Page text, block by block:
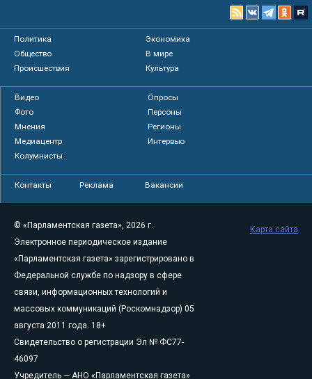
Политика
Экономика
Общество
В мире
Происшествия
Культура
Видео
Опросы
Фото
Персоны
Мнения
Регионы
Медиацентр
Интервью
Колумнисты
Контакты Реклама Вакансии
© «Парламентская газета», 2026 г.
Электронное периодическое издание
«Парламентская газета» зарегистрировано в
Федеральной службе по надзору в сфере
связи, информационных технологий и
массовых коммуникаций (Роскомнадзор) 05
августа 2011 года. 18+
Свидетельство о регистрации Эл № ФС77-
46097
Учредитель — АНО «Парламентская газета»
Карта сайта